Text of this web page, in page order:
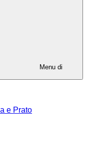
Menu di
e Prato